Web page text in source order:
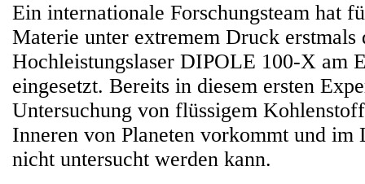
Ein internationale Forschungsteam hat
Materie unter extremem Druck erstmals
Hochleistungslaser DIPOLE 100-X am
eingesetzt. Bereits in diesem ersten
Untersuchung von flüssigem
Inneren von Planeten vorkommt und im
nicht untersucht werden kann.